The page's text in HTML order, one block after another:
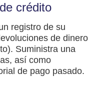
crédito
registro de su
de dinero
Suministra una
así como
de pago pasado.